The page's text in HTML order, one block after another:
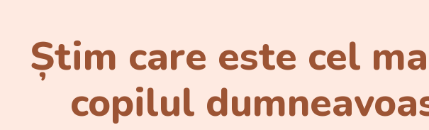
Știm care este cel
copilul